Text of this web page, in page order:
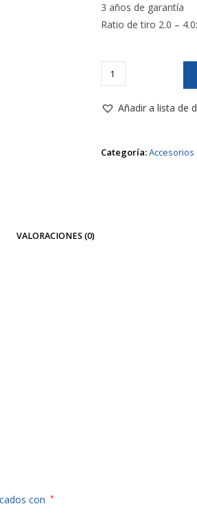
3 años de garantía
Ratio de tiro 2.0 –
Optoma
BX-
CTA22
la
Añadir a lista de
Categoría:Accesorios
VALORACIONES (0)
con *